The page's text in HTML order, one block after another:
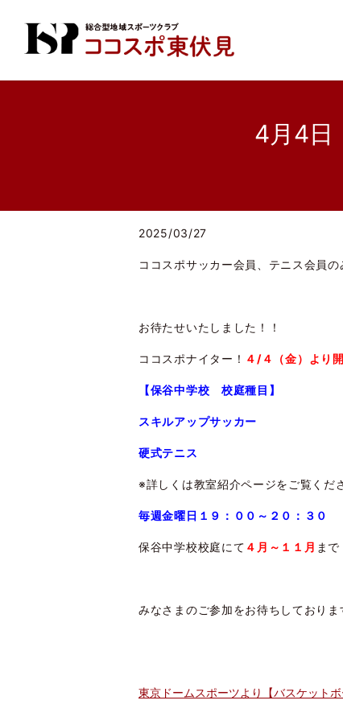
4月4日
2025/03/27
ココスポサッカー会員、テニス会員の
お待たせいたしました！！
ココスポナイター！ ４/４（金）より
【保谷中学校 校庭種目】
スキルアップサッカー
硬式テニス
※詳しくは教室紹介ページをご覧くだ
毎週金曜日１９：００～２０：３０
保谷中学校校庭にて ４月～１１月 ま
みなさまのご参加をお待ちしておりま
東京ドームスポーツより【バスケット